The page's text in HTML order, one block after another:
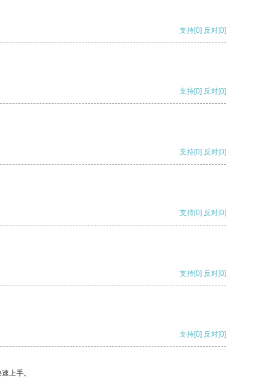
支持[0] 反对[0]
支持[0] 反对[0]
支持[0] 反对[0]
支持[0] 反对[0]
支持[0] 反对[0]
支持[0] 反对[0]
上手。